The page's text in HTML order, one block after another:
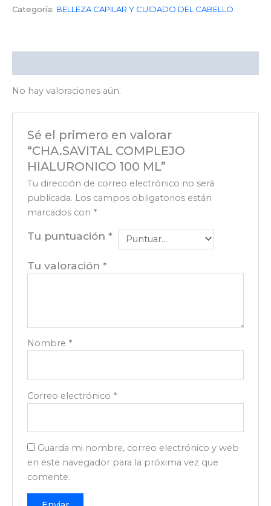
Categoría: BELLEZA CAPILAR Y CUIDADO DEL CABELLO
No hay valoraciones aún.
Sé el primero en valorar
“CHA.SAVITAL COMPLEJO
HIALURONICO 100 ML”
Tu dirección de correo electrónico no será
publicada. Los campos obligatorios están
marcados con *
Tu puntuación*
Tu valoración*
Nombre *
Correo electrónico *
Guarda mi nombre, correo electrónico y web
en este navegador para la próxima vez que
comente.